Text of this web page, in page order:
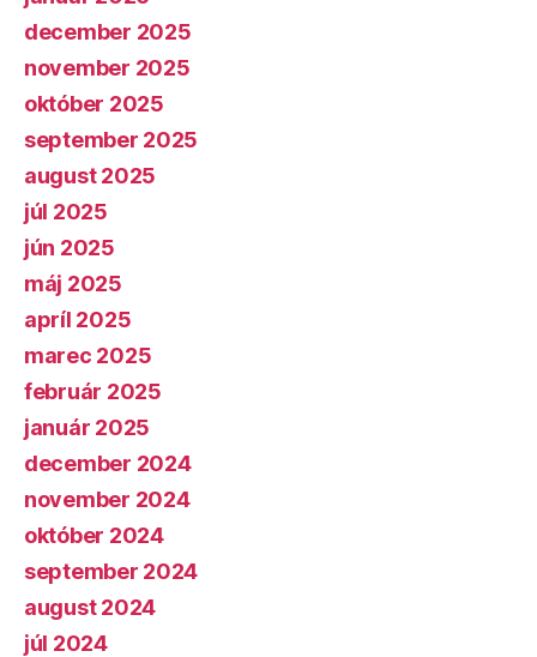
december 2025
november 2025
október 2025
september 2025
august 2025
júl 2025
jún 2025
máj 2025
apríl 2025
marec 2025
február 2025
január 2025
december 2024
november 2024
október 2024
september 2024
august 2024
júl 2024